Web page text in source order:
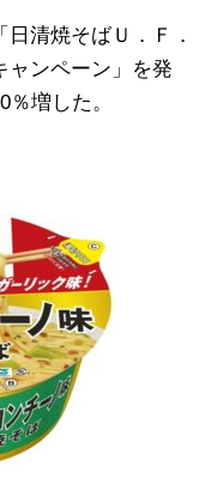
清焼そばＵ．Ｆ．
ンペーン」を発
増した。